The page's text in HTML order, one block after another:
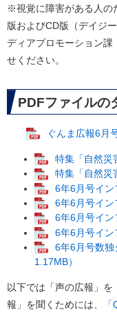
※視覚に障害がある人の
版およびCD版（デイジ
ディアプロモーション
せください。
PDFファイルの
ぐんま広報6月
特集「自然災
特集「自然災
6年6月号イン
6年6月号イン
6年6月号イン
6年6月号イン
6年6月号数独
1.17MB）
以下では「声の広報」
報」を聞くためには、